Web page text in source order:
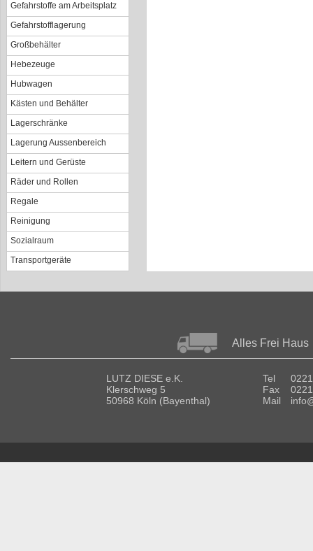
Gefahrstoffe am Arbeitsplatz
Gefahrstofflagerung
Großbehälter
Hebezeuge
Hubwagen
Kästen und Behälter
Lagerschränke
Lagerung Aussenbereich
Leitern und Gerüste
Räder und Rollen
Regale
Reinigung
Sozialraum
Transportgeräte
Alles Frei Haus
LUTZ DIESE e.K.
Klerschweg 5
50968 Köln (Bayenthal)
Tel
Fax
Mail